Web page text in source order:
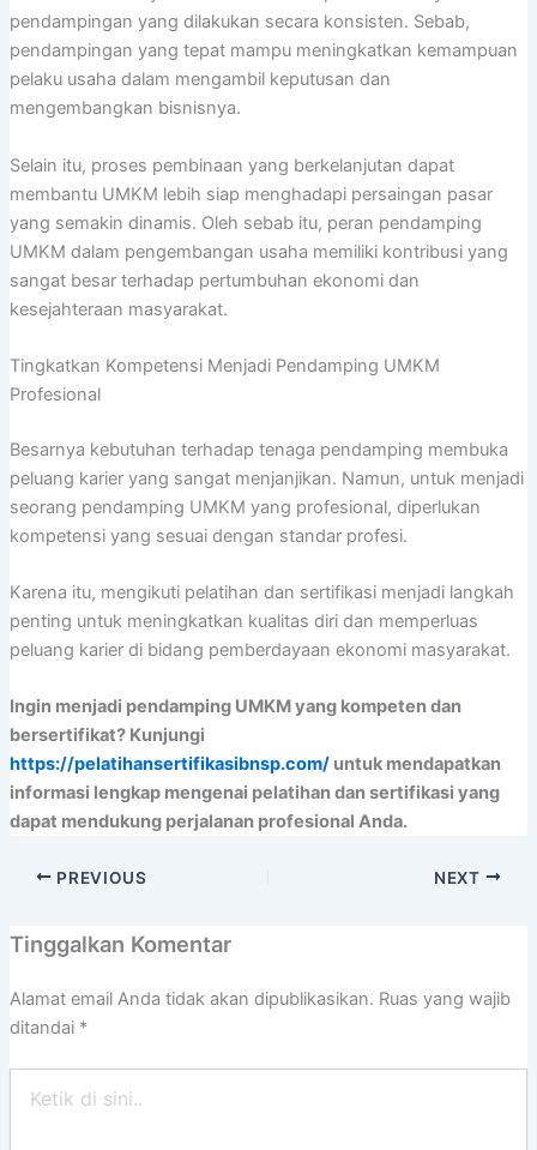
pendampingan yang dilakukan secara konsisten. Sebab,
pendampingan yang tepat mampu meningkatkan kemampuan
pelaku usaha dalam mengambil keputusan dan
mengembangkan bisnisnya.
Selain itu, proses pembinaan yang berkelanjutan dapat
membantu UMKM lebih siap menghadapi persaingan pasar
yang semakin dinamis. Oleh sebab itu, peran pendamping
UMKM dalam pengembangan usaha memiliki kontribusi yang
sangat besar terhadap pertumbuhan ekonomi dan
kesejahteraan masyarakat.
Tingkatkan Kompetensi Menjadi Pendamping UMKM
Profesional
Besarnya kebutuhan terhadap tenaga pendamping membuka
peluang karier yang sangat menjanjikan. Namun, untuk menjadi
seorang pendamping UMKM yang profesional, diperlukan
kompetensi yang sesuai dengan standar profesi.
Karena itu, mengikuti pelatihan dan sertifikasi menjadi langkah
penting untuk meningkatkan kualitas diri dan memperluas
peluang karier di bidang pemberdayaan ekonomi masyarakat.
Ingin menjadi pendamping UMKM yang kompeten dan
bersertifikat? Kunjungi
https://pelatihansertifikasibnsp.com/untuk mendapatkan
informasi lengkap mengenai pelatihan dan sertifikasi yang
dapat mendukung perjalanan profesional Anda.
PREVIOUS NEXT
Tinggalkan Komentar
Alamat email Anda tidak akan dipublikasikan. Ruas yang wajib
ditandai *